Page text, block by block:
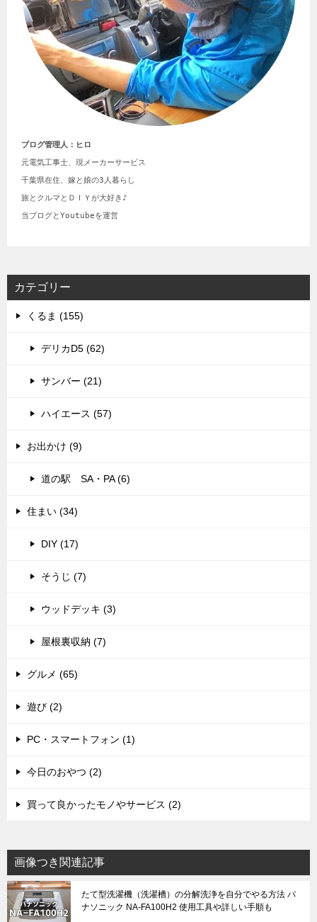
ブログ管理人：ヒロ
元電気工事士、現メーカーサービス
千葉県在住、嫁と娘の3人暮らし
旅とクルマとＤＩＹが大好き♪
当ブログとYoutubeを運営
カテゴリー
くるま (155)
デリカD5 (62)
サンバー (21)
ハイエース (57)
お出かけ (9)
道の駅 SA・PA (6)
住まい (34)
DIY (17)
そうじ (7)
ウッドデッキ (3)
屋根裏収納 (7)
グルメ (65)
遊び (2)
PC・スマートフォン (1)
今日のおやつ (2)
買って良かったモノやサービス (2)
画像つき関連記事
たて型洗濯機（洗濯槽）の分解洗浄を自分でやる方法 パ
ナソニック NA-FA100H2 使用工具や詳しい手順も